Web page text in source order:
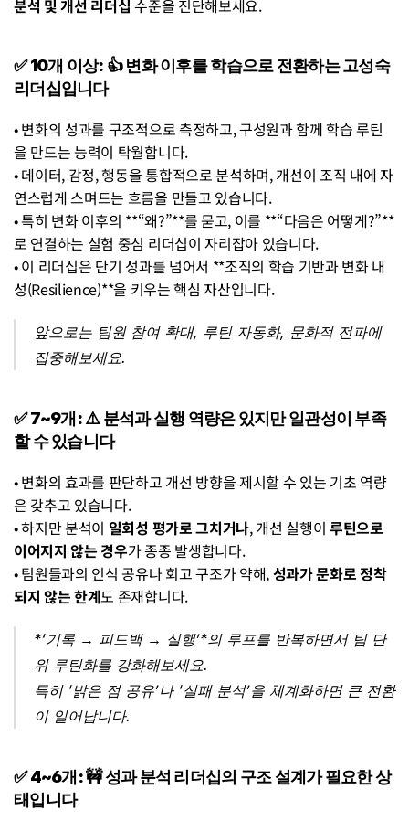
분석 및 개선 리더십 수준을 진단해보세요.
✅ 10개 이상: 👍 변화 이후를 학습으로 전환하는 고성숙
리더십입니다
• 변화의 성과를 구조적으로 측정하고, 구성원과 함께 학습 루틴
을 만드는 능력이 탁월합니다.
• 데이터, 감정, 행동을 통합적으로 분석하며, 개선이 조직 내에 자
연스럽게 스며드는 흐름을 만들고 있습니다.
• 특히 변화 이후의 **“왜?”**를 묻고, 이를 **“다음은 어떻게?”**
로 연결하는 실험 중심 리더십이 자리잡아 있습니다.
• 이 리더십은 단기 성과를 넘어서 **조직의 학습 기반과 변화 내
성(Resilience)**을 키우는 핵심 자산입니다.
앞으로는 팀원 참여 확대, 루틴 자동화, 문화적 전파에
집중해보세요.
✅ 7~9개: ⚠️ 분석과 실행 역량은 있지만 일관성이 부족
할 수 있습니다
• 변화의 효과를 판단하고 개선 방향을 제시할 수 있는 기초 역량
은 갖추고 있습니다.
• 하지만 분석이 일회성 평가로 그치거나, 개선 실행이 루틴으로
이어지지 않는 경우가 종종 발생합니다.
• 팀원들과의 인식 공유나 회고 구조가 약해, 성과가 문화로 정착
되지 않는 한계도 존재합니다.
*‘기록 → 피드백 → 실행’*의 루프를 반복하면서 팀 단
위 루틴화를 강화해보세요.
특히 ‘밝은 점 공유’나 ‘실패 분석’을 체계화하면 큰 전환
이 일어납니다.
✅ 4~6개: 🚧 성과 분석 리더십의 구조 설계가 필요한 상
태입니다